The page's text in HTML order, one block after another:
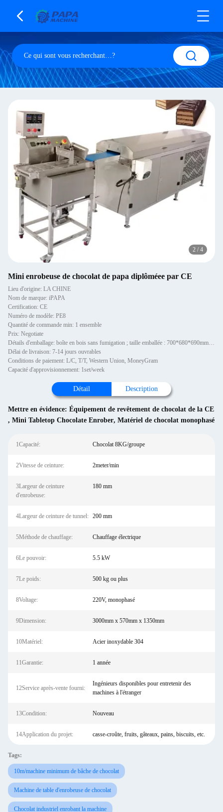
2 / 4
Mini enrobeuse de chocolat de papa diplôméee par CE
Lieu d'origine: LA CHINE
Nom de marque: iPAPA
Certification: CE
Numéro de modèle: PE8
Quantité de commande min: 1 ensemble
Prix: Negotiate
Détails d'emballage: boîte en bois sans fumigation ; taille emballée : 700*680*690mm, 1100*700*660mm, 3350*860*1180mm
Délai de livraison: 7-14 jours ouvrables
Conditions de paiement: L/C, T/T, Western Union, MoneyGram
Capacité d'approvisionnement: 1set/week
Détail Description
Mettre en évidence: Équipement de revêtement de chocolat de la CE
, Mini Tabletop Chocolate Enrober, Matériel de chocolat monophasé
1Capacité: Chocolat 8KG/groupe
2Vitesse de ceinture: 2meter/min
3Largeur de ceinture
d'enrobeuse:
180 mm
4Largeur de ceinture de tunnel: 200 mm
5Méthode de chauffage: Chauffage électrique
6Le pouvoir: 5.5 kW
7Le poids: 500 kg ou plus
8Voltage: 220V, monophasé
9Dimension: 3000mm x 570mm x 1350mm
10Matériel: Acier inoxydable 304
11Garantie: 1 année
12Service après-vente fourni:
Ingénieurs disponibles pour entretenir des
machines à l'étranger
13Condition: Nouveau
14Application du projet: casse-croûte, fruits, gâteaux, pains, biscuits, etc.
Tags:
10m/machine minimum de bâche de chocolat
Machine de table d'enrobeuse de chocolat
Chocolat industriel enrobant la machine